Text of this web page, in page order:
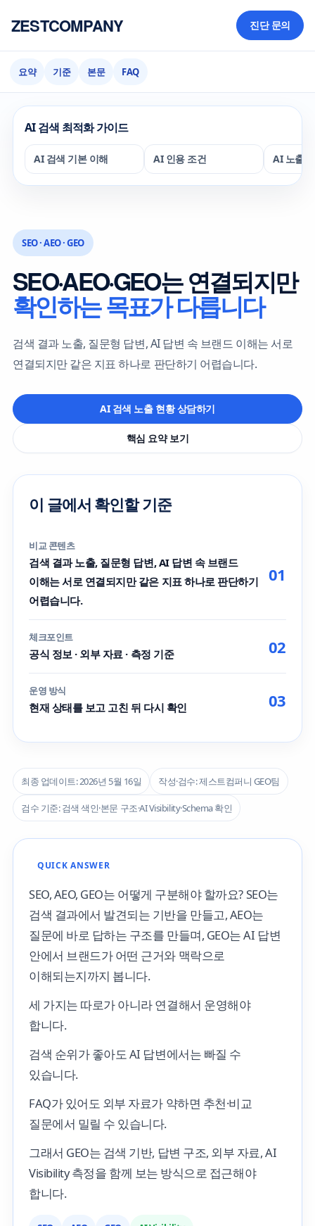
ZESTCOMPANY 진단 문의
요약 기준 본문 FAQ
AI 검색 최적화 가이드
AI 검색 기본 이해 AI 인용 조건 AI 노출
SEO · AEO · GEO
SEO·AEO·GEO는 연결되지만
확인하는 목표가 다릅니다
검색 결과 노출, 질문형 답변, AI 답변 속 브랜드 이해는 서로
연결되지만 같은 지표 하나로 판단하기 어렵습니다.
AI 검색 노출 현황 상담하기
핵심 요약 보기
이 글에서 확인할 기준
비교 콘텐츠
검색 결과 노출, 질문형 답변, AI 답변 속 브랜드
이해는 서로 연결되지만 같은 지표 하나로 판단하기
어렵습니다.
01
체크포인트
공식 정보 · 외부 자료 · 측정 기준 02
운영 방식
현재 상태를 보고 고친 뒤 다시 확인 03
최종 업데이트: 2026년 5월 16일 작성·검수: 제스트컴퍼니 GEO팀
검수 기준: 검색 색인·본문 구조·AI Visibility·Schema 확인
QUICK ANSWER
SEO, AEO, GEO는 어떻게 구분해야 할까요? SEO는
검색 결과에서 발견되는 기반을 만들고, AEO는
질문에 바로 답하는 구조를 만들며, GEO는 AI 답변
안에서 브랜드가 어떤 근거와 맥락으로
이해되는지까지 봅니다.
세 가지는 따로가 아니라 연결해서 운영해야
합니다.
검색 순위가 좋아도 AI 답변에서는 빠질 수
있습니다.
FAQ가 있어도 외부 자료가 약하면 추천·비교
질문에서 밀릴 수 있습니다.
그래서 GEO는 검색 기반, 답변 구조, 외부 자료, AI
Visibility 측정을 함께 보는 방식으로 접근해야
합니다.